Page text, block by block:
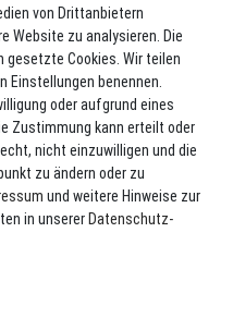
von Drittanbietern
Website zu analysieren. Die
gesetzte Cookies. Wir teilen
Einstellungen benennen.
oder aufgrund eines
Zustimmung kann erteilt oder
nicht einzuwilligen und die
zu ändern oder zu
und weitere Hinweise zur
in unserer Daten­schutz­